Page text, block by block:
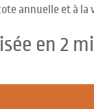
annuelle et à
en 2